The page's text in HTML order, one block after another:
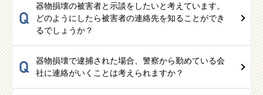
Q
器物損壊の被害者と示談をしたいと考えています。
どのようにしたら被害者の連絡先を知ることができ
るでしょうか？
Q
器物損壊で逮捕された場合、警察から勤めている会
社に連絡がいくことは考えられますか？